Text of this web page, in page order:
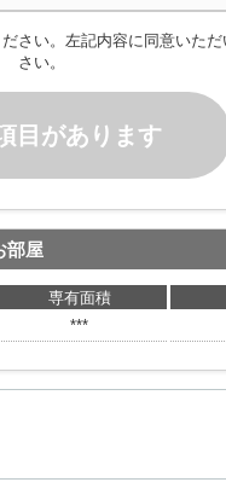
さい。左記内容に同意いた
さい。
目があります
部屋
専有面積
***